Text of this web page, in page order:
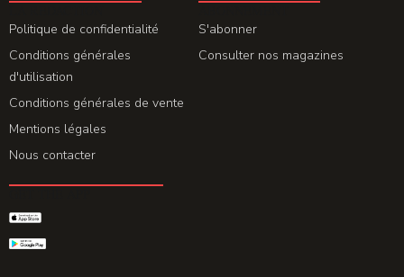
Politique de confidentialité
Conditions générales
d'utilisation
Conditions générales de vente
Mentions légales
Nous contacter
S'abonner
Consulter nos magazines